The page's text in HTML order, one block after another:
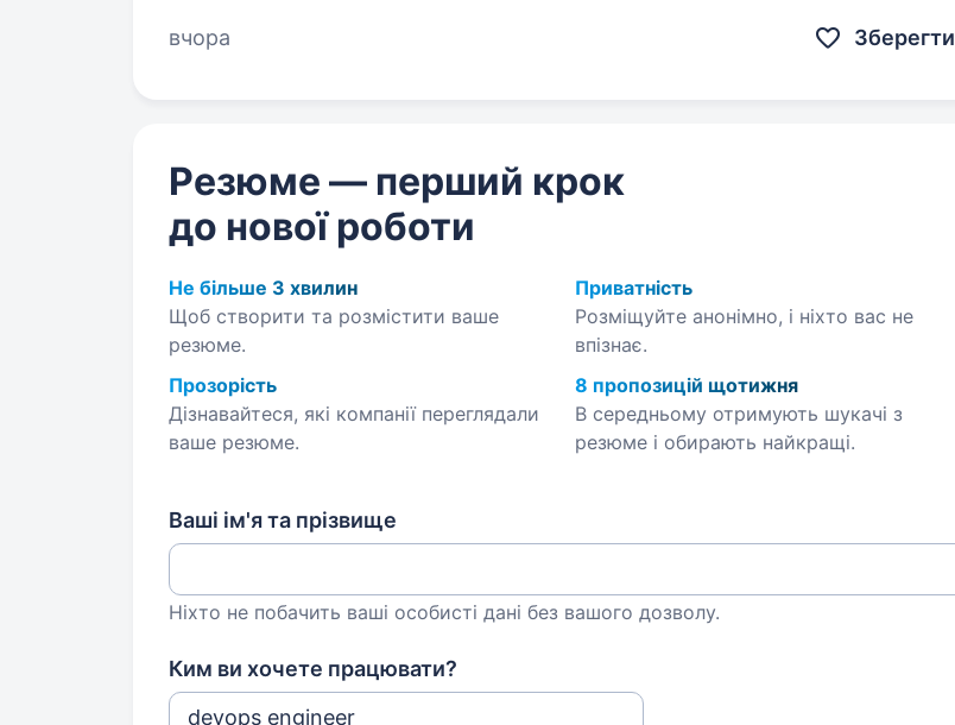
вчора
Зберегти
Резюме — перший крок
до нової роботи
Не більше 3 хвилин
Щоб створити та розмістити ваше
резюме.
Приватність
Розміщуйте анонімно, і ніхто вас не
впізнає.
Прозорість
Дізнавайтеся, які компанії переглядали
ваше резюме.
8 пропозицій щотижня
В середньому отримують шукачі з
резюме і обирають найкращі.
Ваші ім'я та прізвище
Ніхто не побачить ваші особисті дані без вашого дозволу.
Ким ви хочете працювати?